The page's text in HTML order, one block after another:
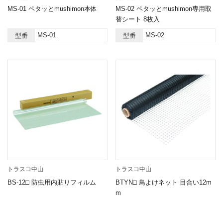
MS-01 ペタッとmushimon本体
型番 MS-01
MS-02 ペタッとmushimon専用取
替シート 8枚入
型番 MS-02
トラスコ中山
BS-12□ 防虫用内貼りフィルム
トラスコ中山
BTYN□ 鳥よけネット 目合い12m
m